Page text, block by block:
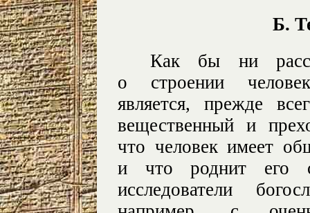
Б.
Как бы ни
о строении
является, прежде
вещественный и
что человек имеет
и что роднит его
исследователи